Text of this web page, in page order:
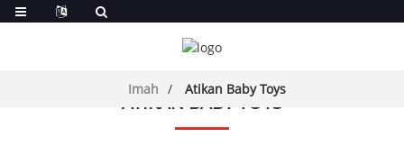
Imah Atikan Baby Toys
ATIKAN BABY TOYS